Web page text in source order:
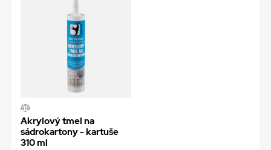
Akrylový tmel na
sádrokartony - kartuše
310 ml